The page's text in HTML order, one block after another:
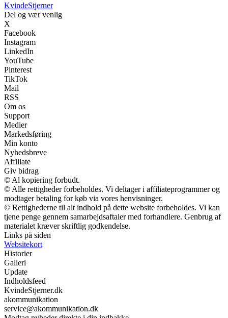
KvindeStjerner
Del og vær venlig
X
Facebook
Instagram
LinkedIn
YouTube
Pinterest
TikTok
Mail
RSS
Om os
Support
Medier
Markedsføring
Min konto
Nyhedsbreve
Affiliate
Giv bidrag
© Al kopiering forbudt.
© Alle rettigheder forbeholdes. Vi deltager i affiliateprogrammer og
modtager betaling for køb via vores henvisninger.
© Rettighederne til alt indhold på dette website forbeholdes. Vi kan
tjene penge gennem samarbejdsaftaler med forhandlere. Genbrug af
materialet kræver skriftlig godkendelse.
Links på siden
Websitekort
Historier
Galleri
Update
Indholdsfeed
KvindeStjerner.dk
akommunikation
service@akommunikation.dk